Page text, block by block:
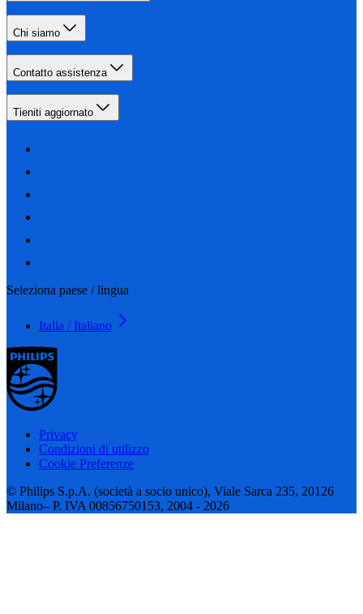
Chi siamo
Contatto assistenza
Tieniti aggiornato
Seleziona paese / lingua
Italia / Italiano
Privacy
Condizioni di utilizzo
Cookie Preferenze
© Philips S.p.A. (società a socio unico), Viale Sarca 235, 20126
Milano– P. IVA 00856750153, 2004 - 2026